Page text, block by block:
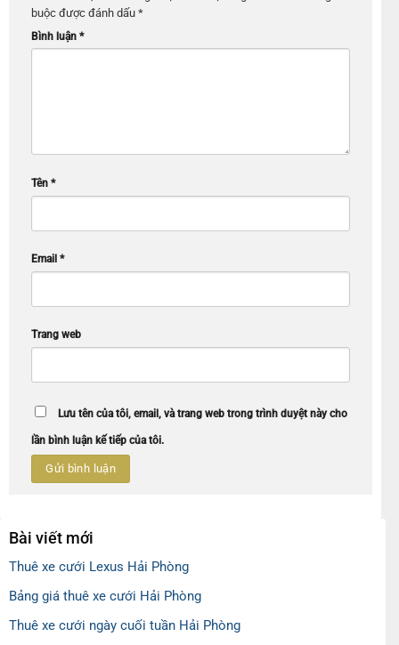
buộc được đánh dấu *
Bình luận *
Tên *
Email *
Trang web
Lưu tên của tôi, email, và trang web trong trình duyệt này cho
lần bình luận kế tiếp của tôi.
Bài viết mới
Thuê xe cưới Lexus Hải Phòng
Bảng giá thuê xe cưới Hải Phòng
Thuê xe cưới ngày cuối tuần Hải Phòng